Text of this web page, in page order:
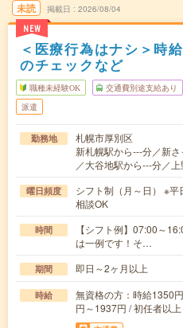
未読
NEW
掲載日 2026/08/04
＜医療行為はナシ＞時
のチェックなど
職種未経験OK 交通費別途支給あり
派遣
勤務地
札幌市厚別区
新札幌駅から---分／新
／大谷地駅から---分／
曜日頻度
シフト制（月～日） ※
相談OK
時間
【シフト例】07:00～
は一例です！そ…
期間 即日～2ヶ月以上
時給
無資格の方：時給1350
円～1937円 / 初任者以